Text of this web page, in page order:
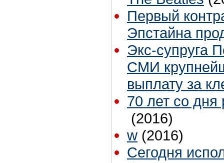
Первый
Эпстайна
Экс-супруга
СМИ
выплату за
70 лет со
(2016)
w (2016)
Сегодня